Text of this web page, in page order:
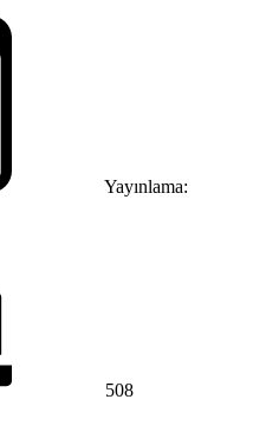
Yayınlama:
508